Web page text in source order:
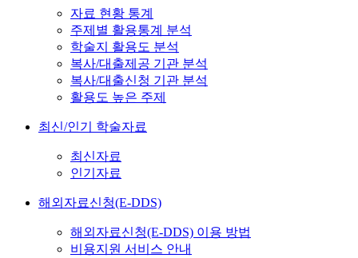
자료 현황 통계
주제별 활용통계 분석
학술지 활용도 분석
복사/대출제공 기관 분석
복사/대출신청 기관 분석
활용도 높은 주제
최신/인기 학술자료
최신자료
인기자료
해외자료신청(E-DDS)
해외자료신청(E-DDS) 이용 방법
비용지원 서비스 안내